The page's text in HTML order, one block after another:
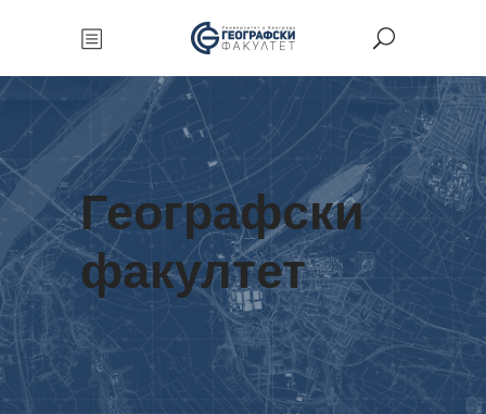
Географски
факултет